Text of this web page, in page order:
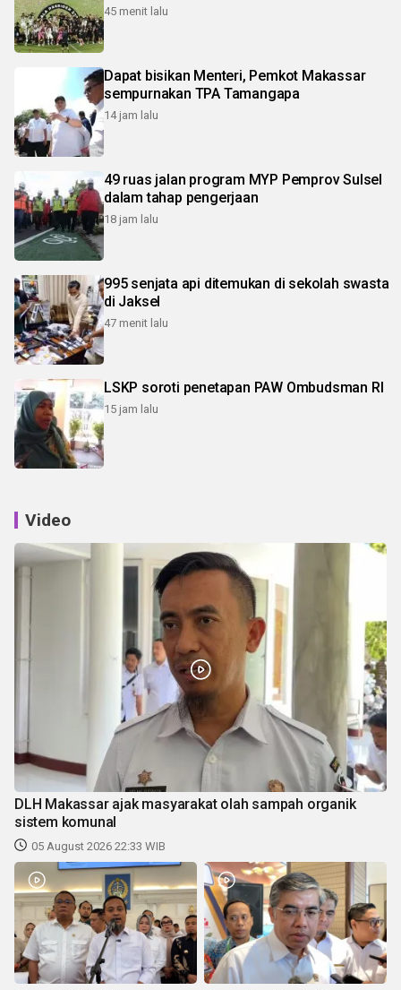
45 menit lalu
Dapat bisikan Menteri, Pemkot Makassar
sempurnakan TPA Tamangapa
14 jam lalu
49 ruas jalan program MYP Pemprov Sulsel
dalam tahap pengerjaan
18 jam lalu
995 senjata api ditemukan di sekolah swasta
di Jaksel
47 menit lalu
LSKP soroti penetapan PAW Ombudsman RI
15 jam lalu
Video
DLH Makassar ajak masyarakat olah sampah organik
sistem komunal
05 August 2026 22:33 WIB